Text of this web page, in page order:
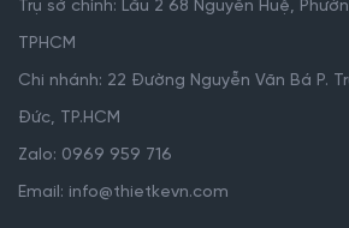
Trụ sở chính: Lầu 2 68 Nguyễn Huệ,
TPHCM
Chi nhánh: 22 Đường Nguyễn Văn Bá P.
Đức, TP.HCM
Zalo: 0969 959 716
Email: info@thietkevn.com